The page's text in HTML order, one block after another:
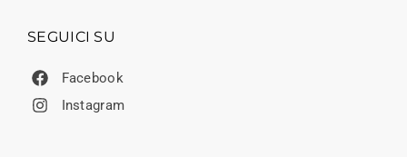
SEGUICI SU
Facebook
Instagram